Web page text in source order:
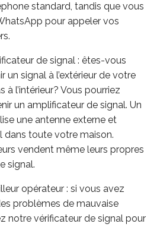
standard, tandis que vous
pour appeler vos
de signal : êtes-vous
un signal à l’extérieur de votre
à l’intérieur? Vous pourriez
un amplificateur de signal. Un
une antenne externe et
dans toute votre maison.
vendent même leurs propres
signal.
opérateur : si vous avez
problèmes de mauvaise
notre vérificateur de signal pour